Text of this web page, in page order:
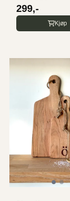
299,-
Kjøp